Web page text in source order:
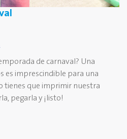
de carnaval? Una
es imprescindible para una
tienes que imprimir nuestra
pegarla y ¡listo!